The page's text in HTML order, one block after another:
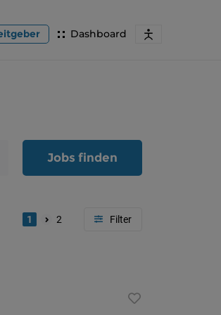
Dashboard
Jobs finden
1 2